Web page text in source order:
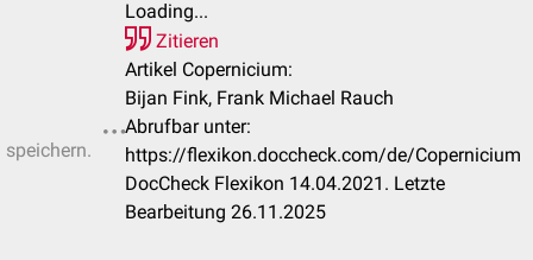
Loading...
Zitieren
Artikel Copernicium:
Bijan Fink, Frank Michael Rauch
Abrufbar unter:
https://flexikon.doccheck.com/de/Copernicium
DocCheck Flexikon 14.04.2021. Letzte
Bearbeitung 26.11.2025